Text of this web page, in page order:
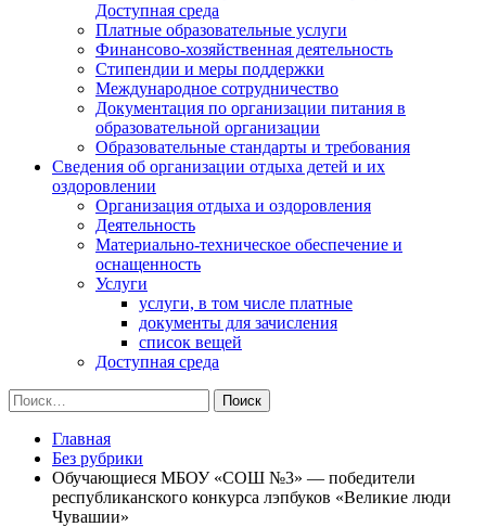
Доступная среда
Платные образовательные услуги
Финансово-хозяйственная деятельность
Стипендии и меры поддержки
Международное сотрудничество
Документация по организации питания в
образовательной организации
Образовательные стандарты и требования
Сведения об организации отдыха детей и их
оздоровлении
Организация отдыха и оздоровления
Деятельность
Материально-техническое обеспечение и
оснащенность
Услуги
услуги, в том числе платные
документы для зачисления
список вещей
Доступная среда
Найти:
Главная
Без рубрики
Обучающиеся МБОУ «СОШ №3» — победители
республиканского конкурса лэпбуков «Великие люди
Чувашии»